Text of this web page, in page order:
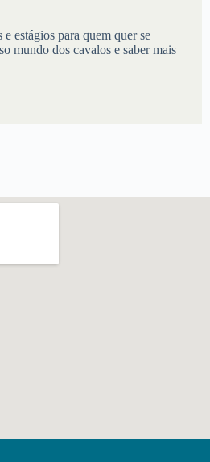
estágios para quem quer se
mundo dos cavalos e saber mais